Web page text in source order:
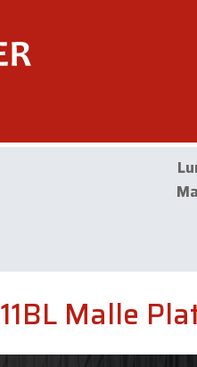
Malle